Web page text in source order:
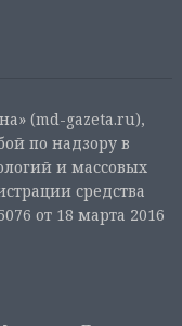
(md-gazeta.ru),
по надзору в
и массовых
средства
от 18 марта 2016